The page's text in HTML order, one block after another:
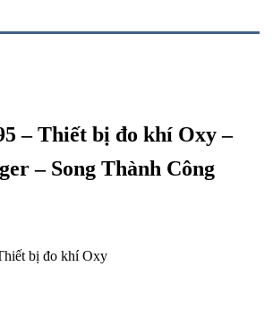
– Thiết bị đo khí Oxy –
– Song Thành Công
bị đo khí Oxy